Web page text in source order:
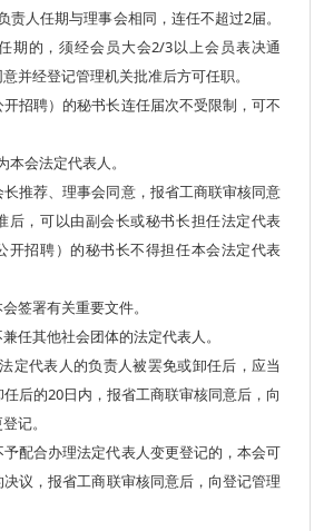
人任期与理事会相同，连任不超过2届。
期的，须经会员大会2/3以上会员表决通
并经登记管理机关批准后方可任职。
招聘）的秘书长连任届次不受限制，可不
本会法定代表人。
推荐、理事会同意，报省工商联审核同意
后，可以由副会长或秘书长担任法定代表
开招聘）的秘书长不得担任本会法定代表
签署有关重要文件。
任其他社会团体的法定代表人。
定代表人的负责人被罢免或卸任后，应当
后的20日内，报省工商联审核同意后，向
记。
配合办理法定代表人变更登记的，本会可
议，报省工商联审核同意后，向登记管理